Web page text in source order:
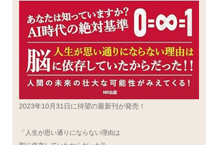
2023年10月31日に待望の最新刊が発売！
「人生が思い通りにならない理由は